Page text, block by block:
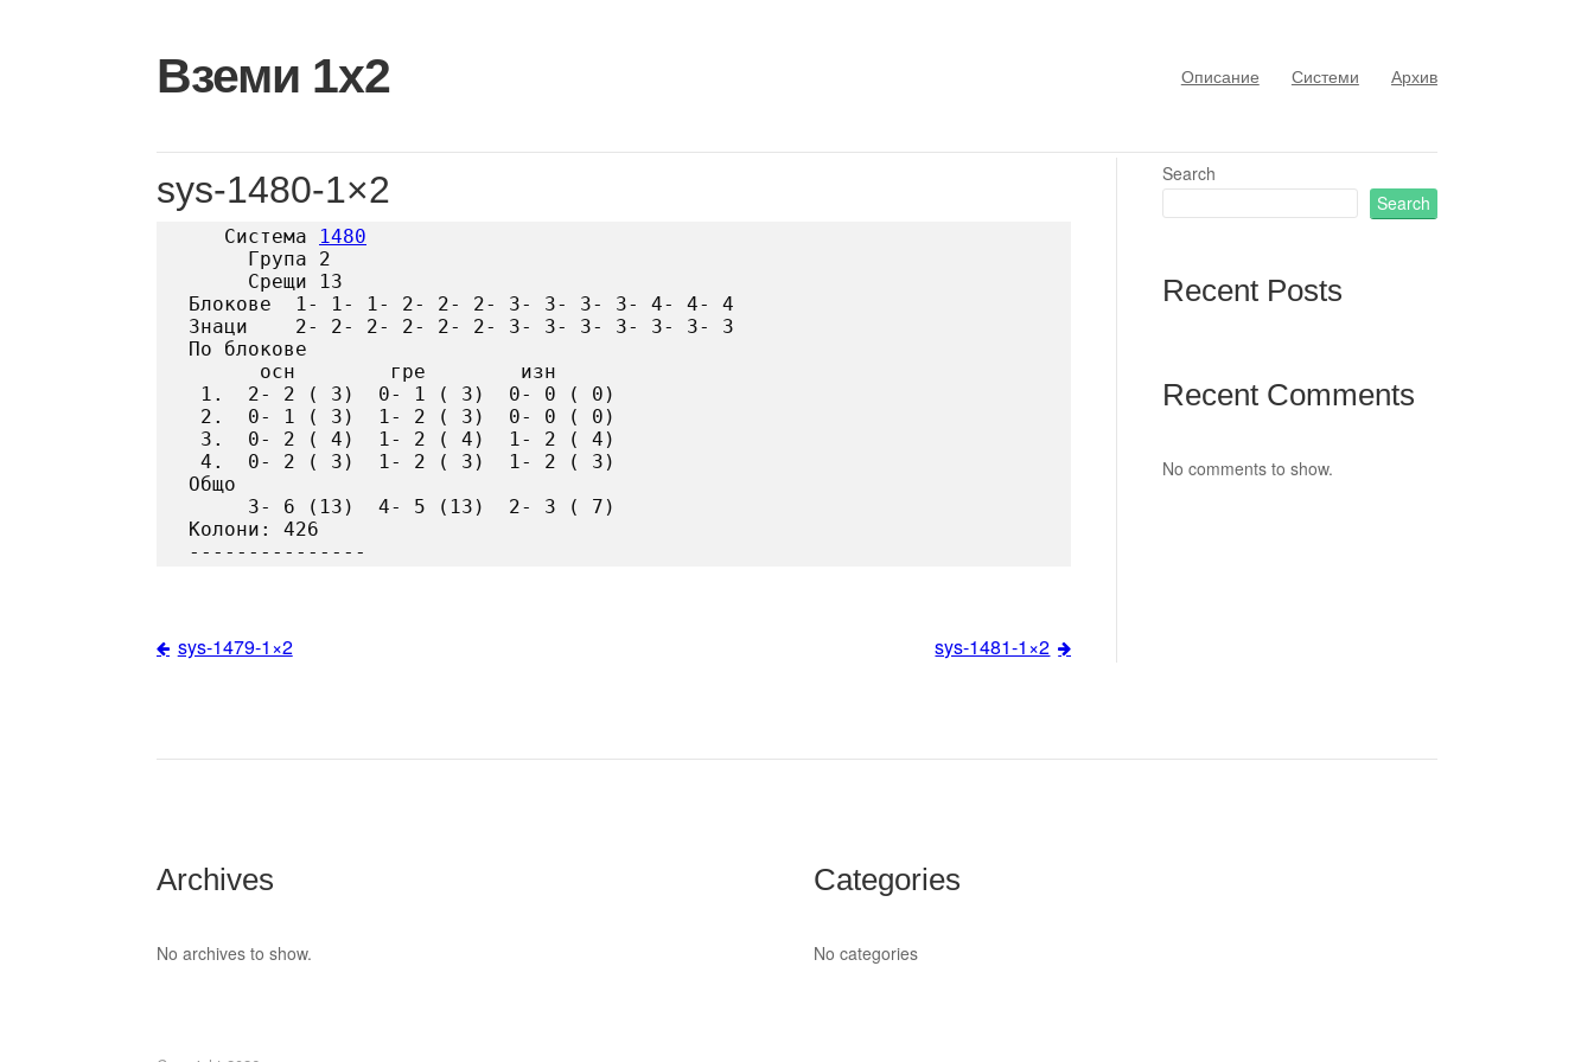
content
Вземи 1х2 Описание Системи Архив
sys-1480-1×2
   Система
1480
     Група 2
     Срещи 13
Блокове  1- 1- 1- 2- 2- 2- 3- 3- 3- 3- 4- 4- 4
Знаци    2- 2- 2- 2- 2- 2- 3- 3- 3- 3- 3- 3- 3
По блокове
      осн        гре        изн
1.  2- 2 ( 3)  0- 1 ( 3)  0- 0 ( 0)
2.  0- 1 ( 3)  1- 2 ( 3)  0- 0 ( 0)
3.  0- 2 ( 4)  1- 2 ( 4)  1- 2 ( 4)
4.  0- 2 ( 3)  1- 2 ( 3)  1- 2 ( 3)
Общо
     3- 6 (13)  4- 5 (13)  2- 3 ( 7)
Колони: 426
Post
sys-1479-1×2 sys-1481-1×2
Search
Search
Recent Posts
Recent Comments
No comments to show.
Archives
No archives to show.
Categories
No categories